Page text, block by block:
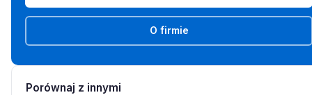
O firmie
Porównaj z innymi